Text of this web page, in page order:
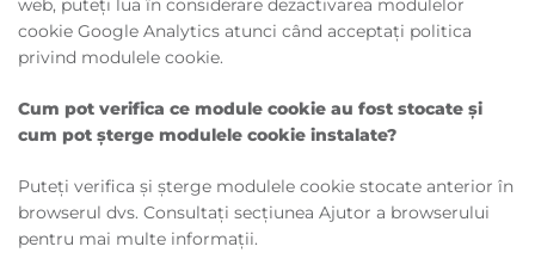
web, puteți lua în considerare dezactivarea modulelor
cookie Google Analytics atunci când acceptați politica
privind modulele cookie.
Cum pot verifica ce module cookie au fost stocate și
cum pot șterge modulele cookie instalate?
Puteți verifica și șterge modulele cookie stocate anterior în
browserul dvs. Consultați secțiunea Ajutor a browserului
pentru mai multe informații.